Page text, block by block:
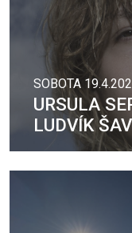
SOBOTA
URSULA
LUDVÍK